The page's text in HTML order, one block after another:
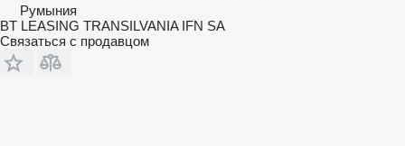
Румыния
BT LEASING TRANSILVANIA IFN SA
Связаться с продавцом